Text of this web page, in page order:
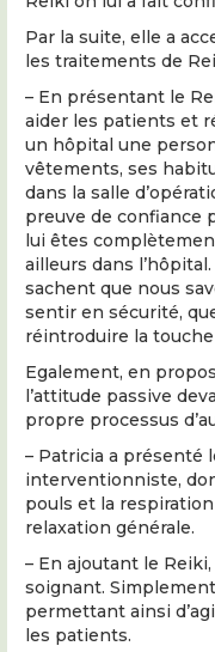
Par la suite, elle a
les traitements de
– En présentant le
aider les patients et
un hôpital une
vêtements, ses
dans la salle
preuve de confiance
lui êtes
ailleurs dans
sachent que nous
sentir en sécurité,
réintroduire la
Egalement, en
l’attitude passive
propre processus
– Patricia a présenté
interventionniste,
pouls et la
relaxation générale.
– En ajoutant le
soignant.
permettant ainsi
les patients.